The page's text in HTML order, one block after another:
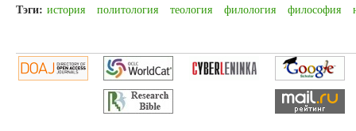
Тэги: история политология теология филология философия